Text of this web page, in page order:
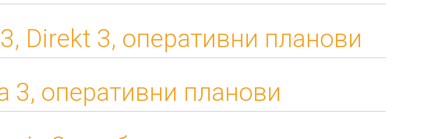
Direkt 3, оперативни планови
3, оперативни планови